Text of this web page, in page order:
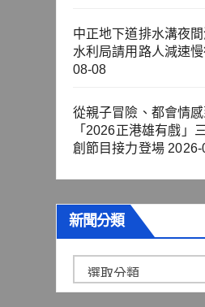
中正地下道排水溝夜
水利局請用路人減速
08-08
從親子冒險、都會情
「2026正港雄有戲」
創節目接力登場 2026-
新聞分類
聞